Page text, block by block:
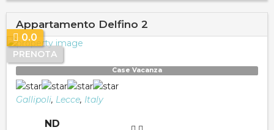
Appartamento Delfino 2
PRENOTA
0.0
Case Vacanza
Gallipoli, Lecce, Italy
ND